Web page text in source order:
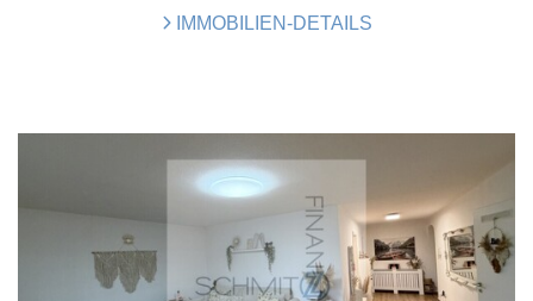
IMMOBILIEN-DETAILS